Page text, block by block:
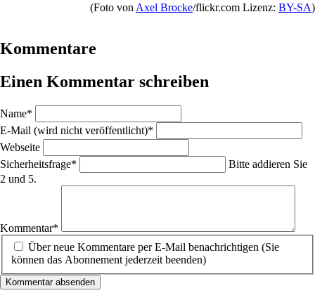
(Foto von Axel Brocke/flickr.com Lizenz: BY-SA)
Kommentare
Einen Kommentar schreiben
Pflichtfeld
Name*
Pflichtfeld
E-Mail (wird nicht veröffentlicht)*
Webseite
Pflichtfeld
Sicherheitsfrage*
Bitte addieren Sie
2 und 5.
Kommentar*
Über neue Kommentare per E-Mail benachrichtigen (Sie
können das Abonnement jederzeit beenden)
Kommentar absenden